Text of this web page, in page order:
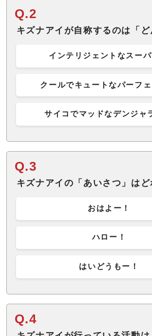
Q.2
キズナアイが自称するのは「ど
インテリジェントなスーパ
クールでキュートなパーフェ
サイコでマッドなデンジャ
Q.3
キズナアイの「あいさつ」はど
おはよー！
ハロー！
はいどうもー！
Q.4